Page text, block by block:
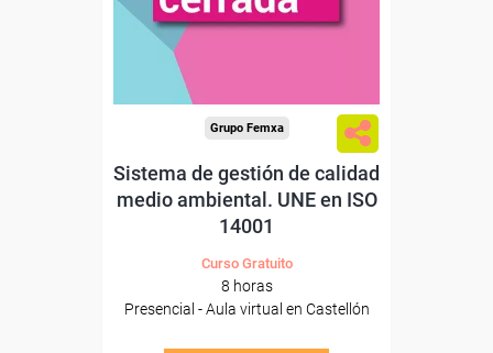
Grupo Femxa
Sistema de gestión de calidad
medio ambiental. UNE en ISO
14001
Curso Gratuito
8 horas
Presencial - Aula virtual en Castellón